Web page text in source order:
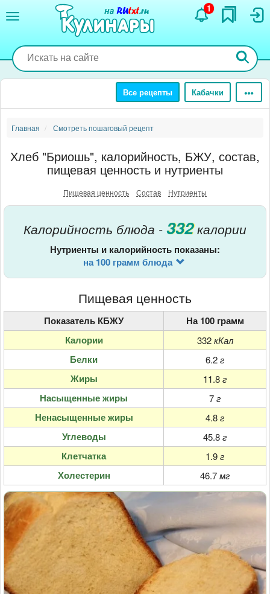
содержанию
1
Все рецепты Кабачки
Главная Смотреть пошаговый рецепт
Хлеб "Бриошь", калорийность, БЖУ, состав,
пищевая ценность и нутриенты
Пищевая ценность Состав Нутриенты
Калорийность блюда - 332 калории
Нутриенты и калорийность показаны:
на 100 грамм блюда
Пищевая ценность
Показатель КБЖУ
На 100 грамм
Калории
332 кКал
Белки 6.2г
Жиры 11.8г
Насыщенные жиры 7г
Ненасыщенные жиры 4.8г
Углеводы 45.8г
Клетчатка 1.9г
Холестерин 46.7мг